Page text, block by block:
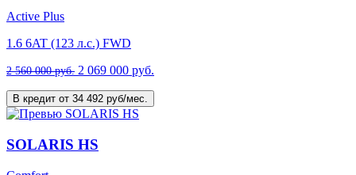
Active Plus
1.6 6AT (123 л.с.) FWD
2 560 000 руб. 2 069 000 руб.
В кредит от 34 492 руб/мес.
SOLARIS HS